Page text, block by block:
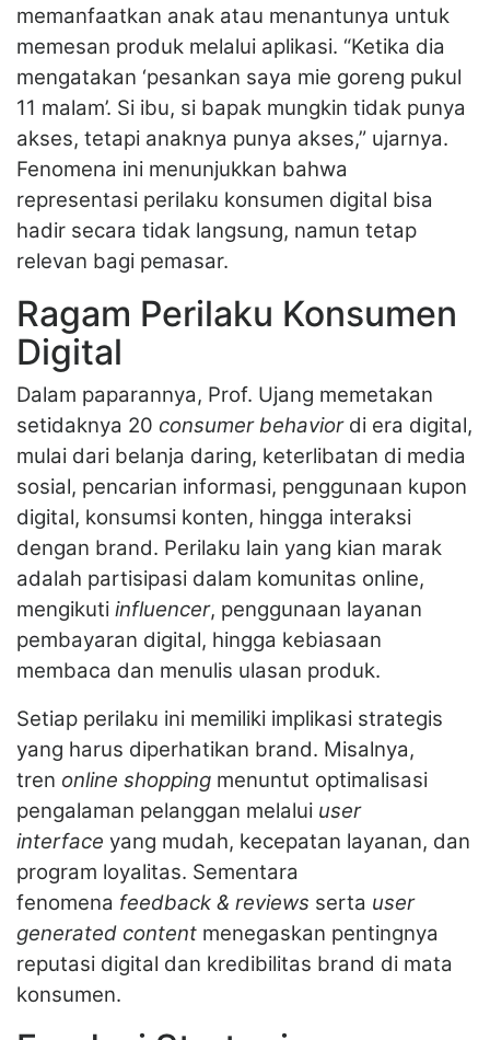
memanfaatkan anak atau menantunya untuk
memesan produk melalui aplikasi. “Ketika dia
mengatakan ‘pesankan saya mie goreng pukul
11 malam’. Si ibu, si bapak mungkin tidak punya
akses, tetapi anaknya punya akses,” ujarnya.
Fenomena ini menunjukkan bahwa
representasi perilaku konsumen digital bisa
hadir secara tidak langsung, namun tetap
relevan bagi pemasar.
Ragam Perilaku Konsumen
Digital
Dalam paparannya, Prof. Ujang memetakan
setidaknya 20 consumer behaviordi era digital,
mulai dari belanja daring, keterlibatan di media
sosial, pencarian informasi, penggunaan kupon
digital, konsumsi konten, hingga interaksi
dengan brand. Perilaku lain yang kian marak
adalah partisipasi dalam komunitas online,
mengikuti influencer, penggunaan layanan
pembayaran digital, hingga kebiasaan
membaca dan menulis ulasan produk.
Setiap perilaku ini memiliki implikasi strategis
yang harus diperhatikan brand. Misalnya,
tren online shopping menuntut optimalisasi
pengalaman pelanggan melalui user
interface yang mudah, kecepatan layanan, dan
program loyalitas. Sementara
fenomena feedback & reviews serta user
generated content menegaskan pentingnya
reputasi digital dan kredibilitas brand di mata
konsumen.